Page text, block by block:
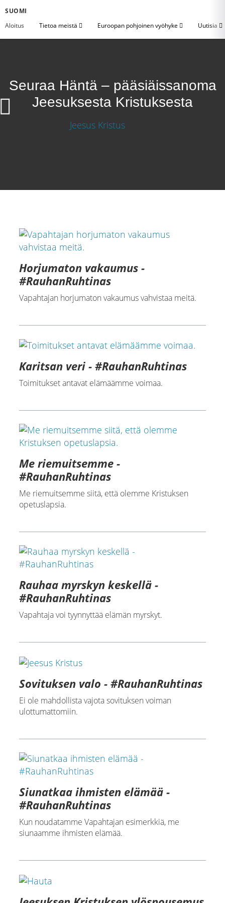
SUOMI
Aloitus
Tietoa meistä Euroopan pohjoinen vyöhyke Uutisia
Seuraa Häntä – pääsiäissanoma
Jeesuksesta Kristuksesta
Horjumaton vakaumus -
#RauhanRuhtinas
Vapahtajan horjumaton vakaumus vahvistaa meitä.
Karitsan veri - #RauhanRuhtinas
Toimitukset antavat elämäämme voimaa.
Me riemuitsemme -
#RauhanRuhtinas
Me riemuitsemme siitä, että olemme Kristuksen
opetuslapsia.
Rauhaa myrskyn keskellä -
#RauhanRuhtinas
Vapahtaja voi tyynnyttää elämän myrskyt.
Sovituksen valo - #RauhanRuhtinas
Ei ole mahdollista vajota sovituksen voiman
ulottumattomiin.
Siunatkaa ihmisten elämää -
#RauhanRuhtinas
Kun noudatamme Vapahtajan esimerkkiä, me
siunaamme ihmisten elämää.